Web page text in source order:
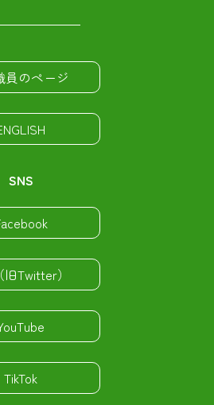
員のページ
SNS
（旧Twitter）
TikTok